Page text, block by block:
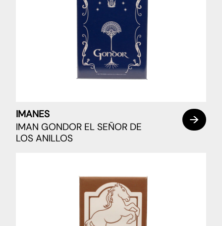
IMANES
IMAN GONDOR EL SEÑOR DE
LOS ANILLOS